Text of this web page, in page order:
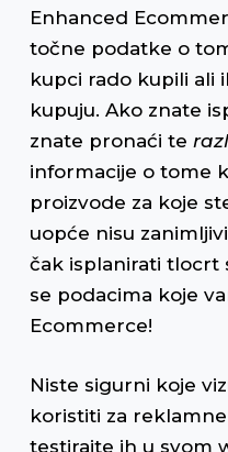
Enhanced
točne podatke o
kupci rado kupili ali
kupuju. Ako znate
znate pronaći te
informacije o tome
proizvode za koje
uopće nisu
čak isplanirati tlocrt
se podacima koje
Ecommerce!
Niste sigurni koje
koristiti za
testirajte ih u svom